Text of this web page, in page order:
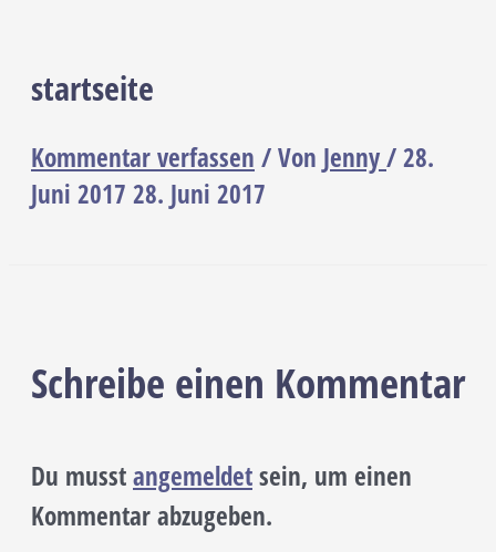
startseite
Kommentar verfassen / Von Jenny/28.
Juni 2017 28. Juni 2017
Schreibe einen Kommentar
Du musstangemeldetsein, um einen
Kommentar abzugeben.